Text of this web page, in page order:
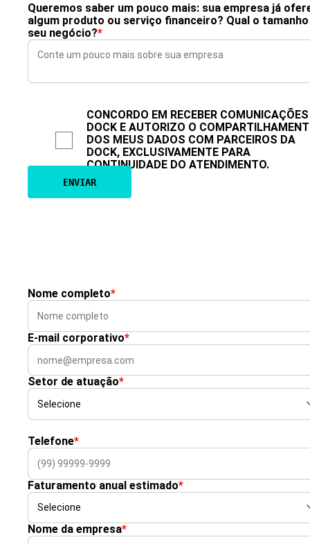
Queremos saber um pouco mais: sua empresa já
algum produto ou serviço financeiro? Qual o
seu negócio?*
CONCORDO EM RECEBER
DOCK E AUTORIZO O
DOS MEUS DADOS COM PARCEIROS DA
DOCK, EXCLUSIVAMENTE PARA
CONTINUIDADE DO ATENDIMENTO.
Nome completo*
E-mail corporativo*
Setor de atuação*
Telefone*
Faturamento anual estimado*
Nome da empresa*